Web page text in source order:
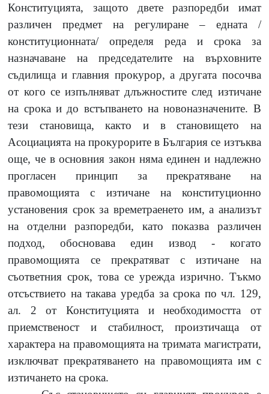
Конституцията, защото двете разпоредби имат
различен предмет на регулиране– едната /
конституционната/ определя реда и срока за
назначаване на председателите на върховните
съдилища и главния прокурор, а другата посочва
от кого се изпълняват длъжностите след изтичане
на срока и до встъпването на новоназначените. В
тези становища, както и в становището на
Асоциацията на прокурорите в България се изтъква
още, че в основния закон няма единен и надлежно
прогласен принцип за прекратяване на
правомощията с изтичане на конституционно
установения срок за времетраенето им, а анализът
на отделни разпоредби, като показва различен
подход, обосновава един извод - когато
правомощията се прекратяват с изтичане на
съответния срок, това се урежда изрично. Тъкмо
отсъствието на такава уредба за срока по чл. 129,
ал. 2от Конституцията и необходимостта от
приемственост и стабилност, произтичаща от
характера на правомощията на тримата магистрати,
изключват прекратяването на правомощията им с
изтичането на срока.